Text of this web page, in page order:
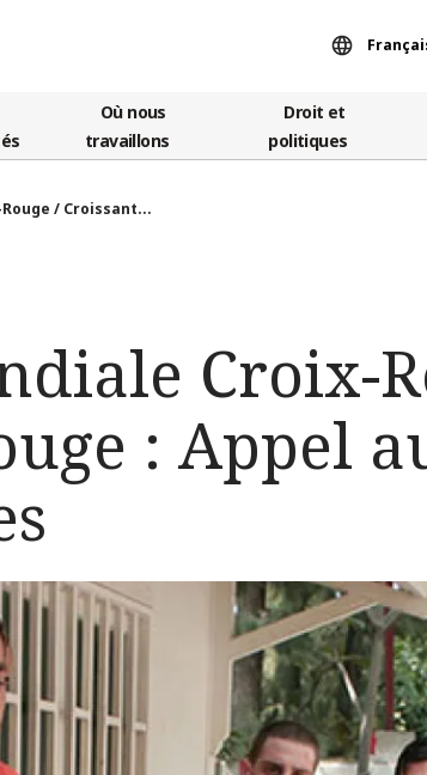
Où nous
travaillons
Droit et
politiques
/ Croissant...
Croix-
: Appel